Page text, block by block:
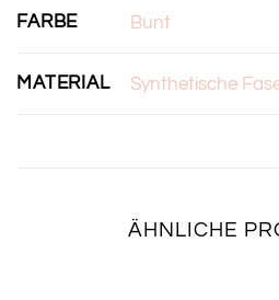
FARBE Bunt
MATERIAL Synthetische
ÄHNLICHE